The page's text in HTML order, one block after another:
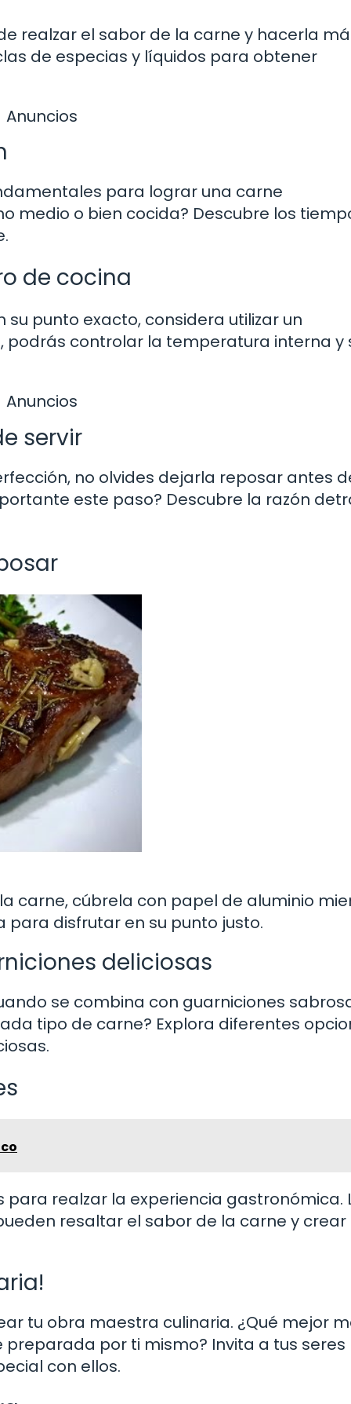
realzar el sabor de la carne y hacerla
de especias y líquidos para obtener
Anuncios
para lograr una carne
medio o bien cocida? Descubre los
de cocina
punto exacto, considera utilizar un
controlar la temperatura interna y
Anuncios
servir
no olvides dejarla reposar antes
este paso? Descubre la razón
carne, cúbrela con papel de aluminio
disfrutar en su punto justo.
deliciosas
se combina con guarniciones
tipo de carne? Explora diferentes
realzar la experiencia gastronómica.
resaltar el sabor de la carne y crear
tu obra maestra culinaria. ¿Qué mejor
por ti mismo? Invita a tus seres
con ellos.